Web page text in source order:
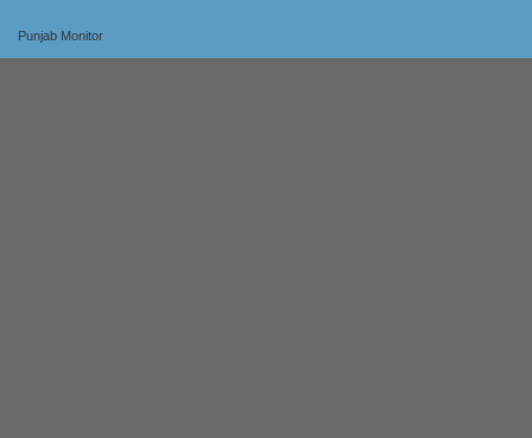
Punjab Monitor